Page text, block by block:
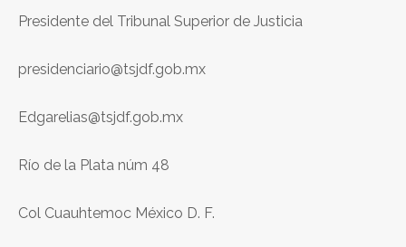
Presidente del Tribunal Superior de Justicia
presidenciario@tsjdf.gob.mx
Edgarelias@tsjdf.gob.mx
Río de la Plata núm 48
Col Cuauhtemoc México D. F.